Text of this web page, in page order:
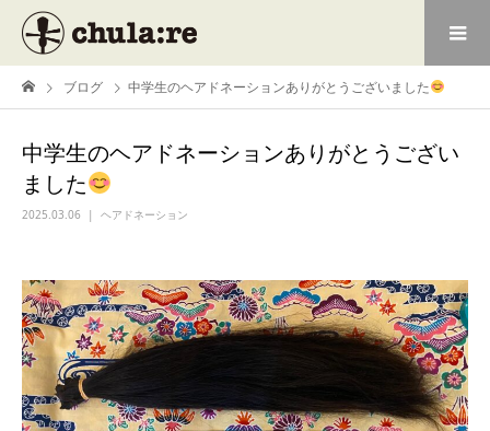
ブログ 中学生のヘアドネーションありがとうございました
中学生のヘアドネーションありがとうござい
ました
2025.03.06 ヘアドネーション